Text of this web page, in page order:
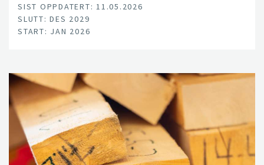
SIST OPPDATERT: 11.05.2026
SLUTT: DES 2029
START: JAN 2026